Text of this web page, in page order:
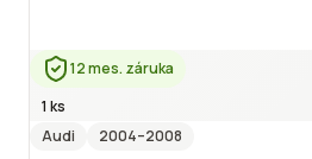
12 mes. záruka
1 ks
Audi
2004–2008